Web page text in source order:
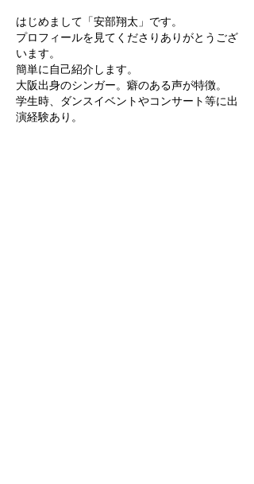
はじめまして「安部翔太」です。
プロフィールを見てくださりありがとうござ
います。
簡単に自己紹介します。
大阪出身のシンガー。癖のある声が特徴。
学生時、ダンスイベントやコンサート等に出
演経験あり。